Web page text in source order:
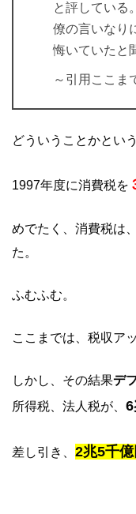
と評している
僚の言いなり
悔いていたと
～引用ここま
どういうことかという
1997年度に消費税を
めでたく、消費税は、
た。
ふむふむ。
ここまでは、税収ア
しかし、その結果デ
所得税、法人税が、
差し引き、 2兆5千